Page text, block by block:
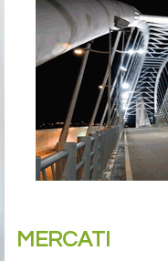
MERCATI